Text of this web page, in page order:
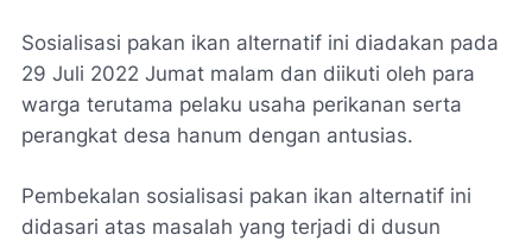
Sosialisasi pakan ikan alternatif ini diadakan pada
29 Juli 2022 Jumat malam dan diikuti oleh para
warga terutama pelaku usaha perikanan serta
perangkat desa hanum dengan antusias.
Pembekalan sosialisasi pakan ikan alternatif ini
didasari atas masalah yang terjadi di dusun